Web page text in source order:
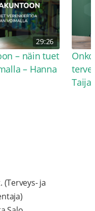
29:26
– näin tuet
– Hanna
Taija
(Terveys- ja